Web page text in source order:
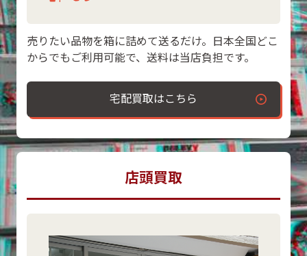
売りたい品物を箱に詰めて送るだけ。日本全国どこ
からでもご利用可能で、送料は当店負担です。
宅配買取はこちら
店頭買取